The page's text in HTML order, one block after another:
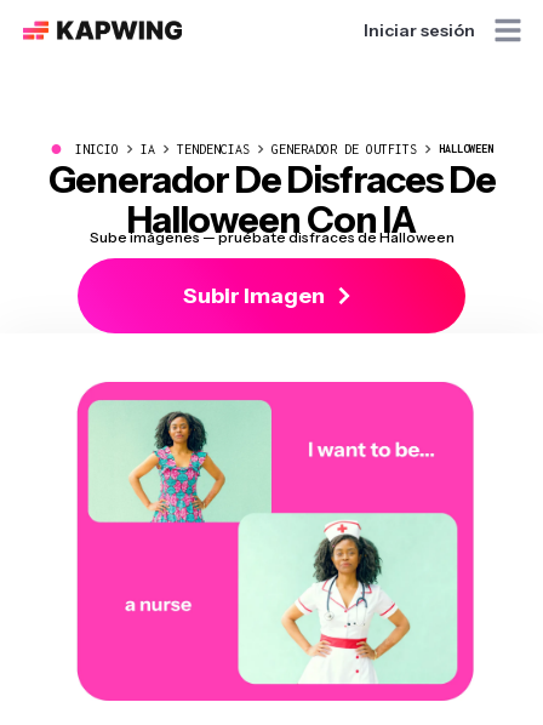
Iniciar sesión
● INICIO IA TENDENCIAS GENERADOR DE OUTFITS HALLOWEEN
Generador De Disfraces De
Halloween Con IA
Sube imágenes — pruébate disfraces de Halloween
Subir Imagen